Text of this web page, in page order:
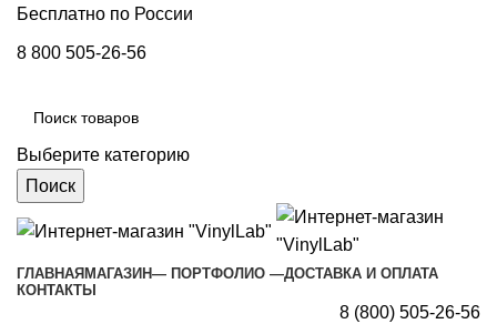
Бесплатно по России
8 800 505-26-56
Выберите категорию
Поиск
ГЛАВНАЯ МАГАЗИН— ПОРТФОЛИО —ДОСТАВКА И ОПЛАТА
КОНТАКТЫ
8 (800) 505-26-56